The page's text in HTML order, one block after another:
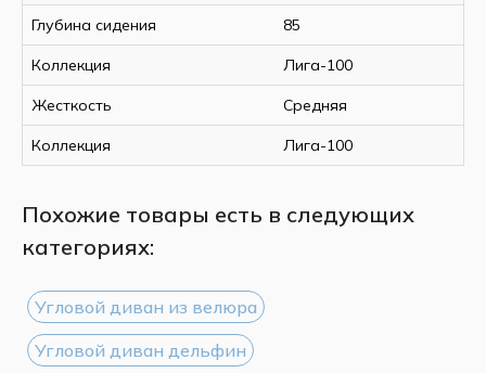
Глубина сидения 85
Коллекция Лига-100
Жесткость Средняя
Коллекция Лига-100
Похожие товары есть в следующих
категориях:
Угловой диван из велюра
Угловой диван дельфин